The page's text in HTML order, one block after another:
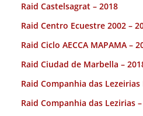
Raid Castelsagrat – 2018
Raid Centro Ecuestre 2002 –
Raid Ciclo AECCA MAPAMA –
Raid Ciudad de Marbella –
Raid Companhia das Lezeirias
Raid Companhia das Lezirias